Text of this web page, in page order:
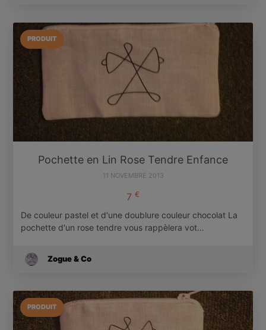
PRODUIT
Pochette en Lin Rose Tendre Enfance
11 NOVEMBRE 2013
7 €
De couleur pastel et d'une doublure couleur chocolat La
pochette d'un rose tendre vous rappèlera vot…
Zogue & Co
PRODUIT